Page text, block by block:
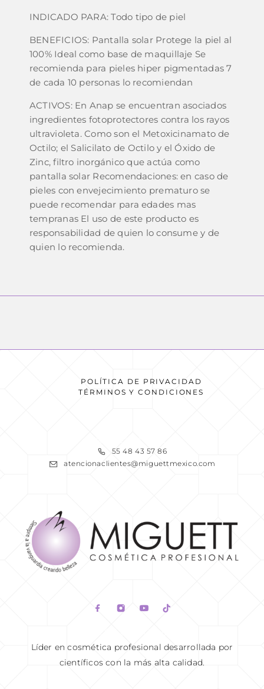
INDICADO PARA: Todo tipo de piel
BENEFICIOS: Pantalla solar Protege la piel al
100% Ideal como base de maquillaje Se
recomienda para pieles hiper pigmentadas 7
de cada 10 personas lo recomiendan
ACTIVOS: En Anap se encuentran asociados
ingredientes fotoprotectores contra los rayos
ultravioleta. Como son el Metoxicinamato de
Octilo; el Salicilato de Octilo y el Óxido de
Zinc, filtro inorgánico que actúa como
pantalla solar Recomendaciones: en caso de
pieles con envejecimiento prematuro se
puede recomendar para edades mas
tempranas El uso de este producto es
responsabilidad de quien lo consume y de
quien lo recomienda.
POLÍTICA DE PRIVACIDAD
TÉRMINOS Y CONDICIONES
55 48 43 57 86
atencionaclientes@miguettmexico.com
Líder en cosmética profesional desarrollada por
científicos con la más alta calidad.